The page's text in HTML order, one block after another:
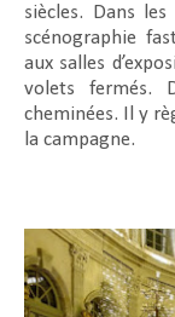
siècles. Dans les
scénographie
aux salles
volets fermés.
cheminées. Il y
la campagne.